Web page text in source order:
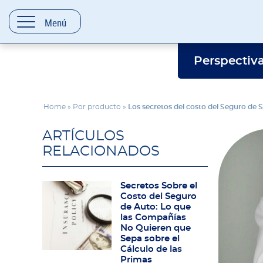
contenido
Menú
Home » Por producto » Los secretos del costo del Seguro de
ARTÍCULOS
RELACIONADOS
Secretos Sobre el
Costo del Seguro
de Auto: Lo que
las Compañías
No Quieren que
Sepa sobre el
Cálculo de las
Primas